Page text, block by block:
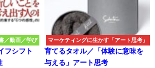
／動画／学び
フシフト
マーケティングに生かす「アート思考」
育てるタオル／「体験に意味を
与える」アート思考